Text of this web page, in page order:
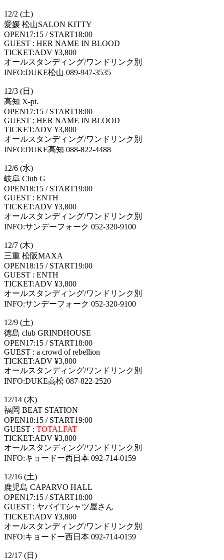
12/2 (土)
愛媛 松山SALON KITTY
OPEN17:15 / START18:00
GUEST : HER NAME IN BLOOD
TICKET:ADV ¥3,800
オールスタンディング/ワンドリンク別
INFO:DUKE松山 089-947-3535
12/3 (日)
高知 X-pt.
OPEN17:15 / START18:00
GUEST : HER NAME IN BLOOD
TICKET:ADV ¥3,800
オールスタンディング/ワンドリンク別
INFO:DUKE高知 088-822-4488
12/6 (水)
岐阜 Club G
OPEN18:15 / START19:00
GUEST : ENTH
TICKET:ADV ¥3,800
オールスタンディング/ワンドリンク別
INFO:サンデーフォーク 052-320-9100
12/7 (木)
三重 松阪MAXA
OPEN18:15 / START19:00
GUEST : ENTH
TICKET:ADV ¥3,800
オールスタンディング/ワンドリンク別
INFO:サンデーフォーク 052-320-9100
12/9 (土)
徳島 club GRINDHOUSE
OPEN17:15 / START18:00
GUEST : a crowd of rebellion
TICKET:ADV ¥3,800
オールスタンディング/ワンドリンク別
INFO:DUKE高松 087-822-2520
12/14 (木)
福岡 BEAT STATION
OPEN18:15 / START19:00
GUEST : TOTALFAT
TICKET:ADV ¥3,800
オールスタンディング/ワンドリンク別
INFO:キョードー西日本 092-714-0159
12/16 (土)
鹿児島 CAPARVO HALL
OPEN17:15 / START18:00
GUEST : ヤバイTシャツ屋さん
TICKET:ADV ¥3,800
オールスタンディング/ワンドリンク別
INFO:キョードー西日本 092-714-0159
12/17 (日)